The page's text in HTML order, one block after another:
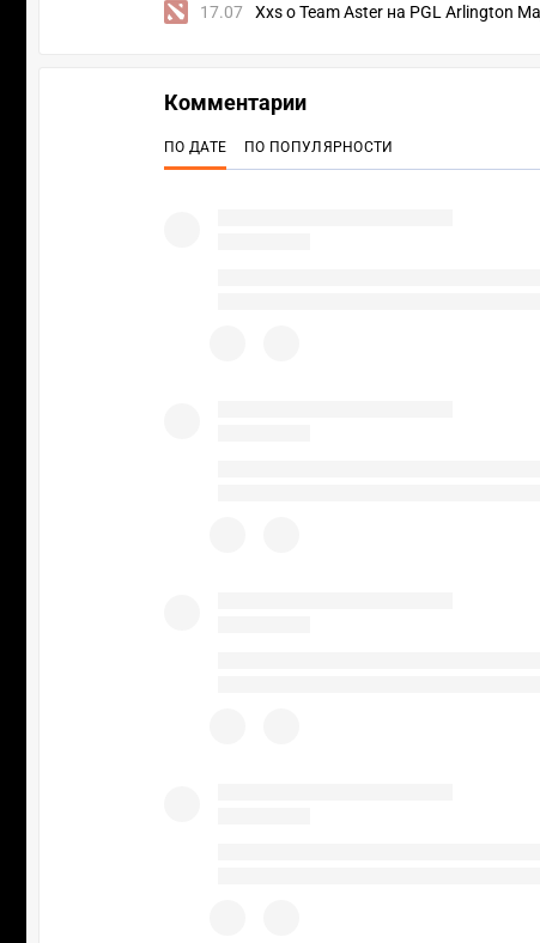
17.07 Xxs о Team Aster на PGL Arlington
Комментарии
ПО ДАТЕ ПО ПОПУЛЯРНОСТИ